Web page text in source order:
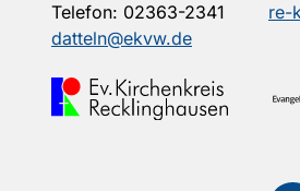
Telefon: 02363-2341
re-
datteln@ekvw.de